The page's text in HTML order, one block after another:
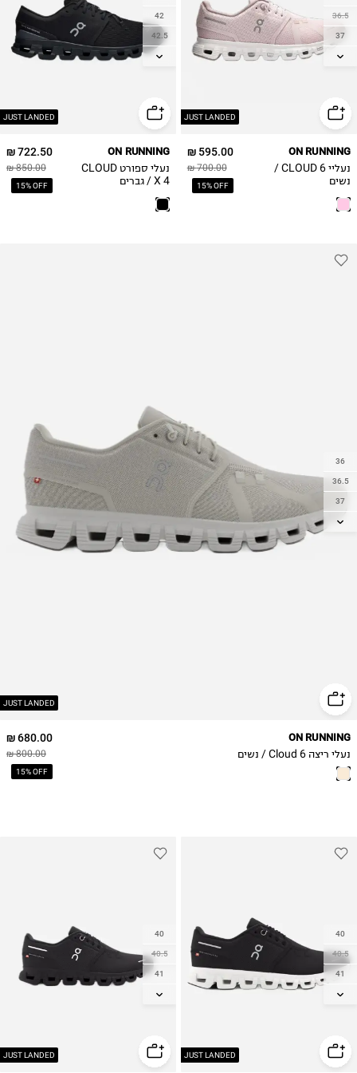
JUST LANDED
36.5
37
37.5
39
40.5
595.00 ₪
700.00 ₪
15% OFF
ON RUNNING
נעליי CLOUD 6 /
נשים
JUST LANDED
42
42.5
43
45
47
722.50 ₪
850.00 ₪
15% OFF
ON RUNNING
נעלי ספורט CLOUD
X 4 / גברים
JUST LANDED
36
36.5
37
37.5
43
680.00 ₪
800.00 ₪
15% OFF
ON RUNNING
נעלי ריצה Cloud 6 / נשים
JUST LANDED
40
40.5
41
42
44
JUST LANDED
40
40.5
41
42
44